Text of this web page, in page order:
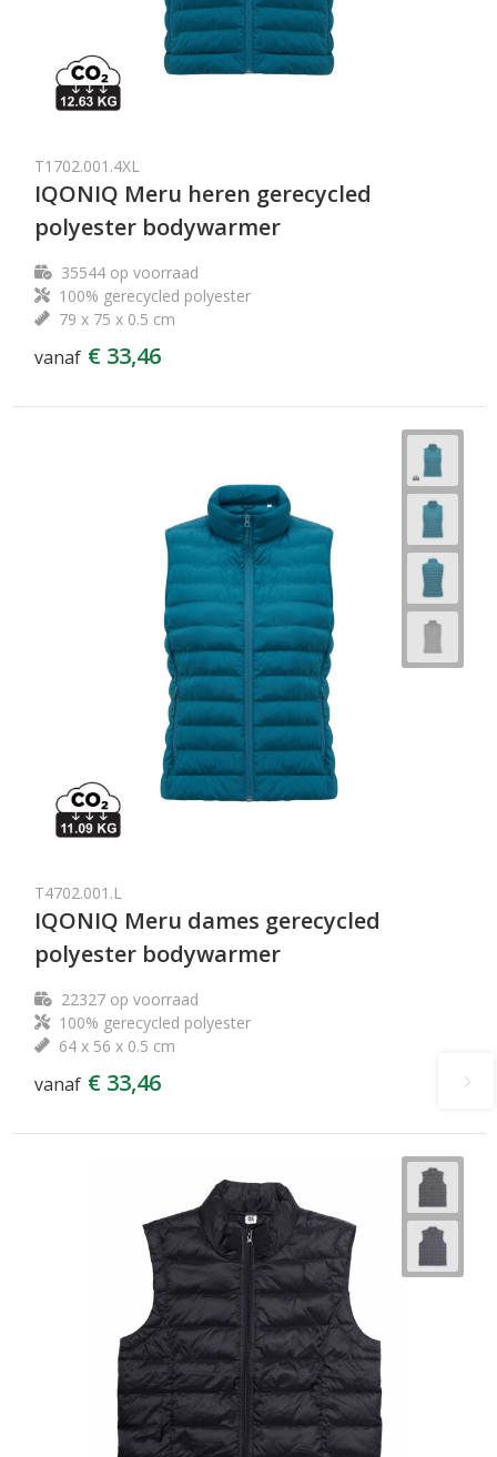
T1702.001.4XL
IQONIQ Meru heren gerecycled
polyester bodywarmer
35544op voorraad
100% gerecycled polyester
79 x 75 x 0.5 cm
vanaf € 33,46
T4702.001.L
IQONIQ Meru dames gerecycled
polyester bodywarmer
22327op voorraad
100% gerecycled polyester
64 x 56 x 0.5 cm
vanaf € 33,46